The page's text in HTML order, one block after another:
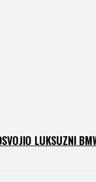
LUKSUZNI